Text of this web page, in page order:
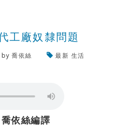
工廠奴隸問題
by喬依絲 最新 生活
依絲編譯